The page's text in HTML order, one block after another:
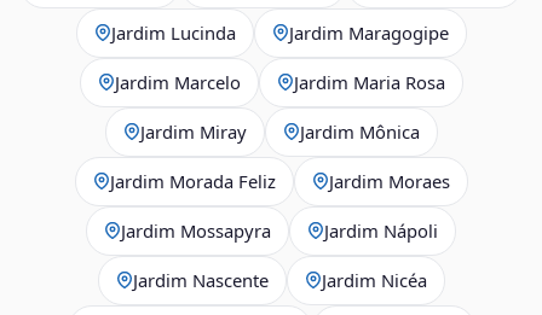
Jardim Lucinda Jardim Maragogipe
Jardim Marcelo Jardim Maria Rosa
Jardim Miray Jardim Mônica
Jardim Morada Feliz Jardim Moraes
Jardim Mossapyra Jardim Nápoli
Jardim Nascente Jardim Nicéa